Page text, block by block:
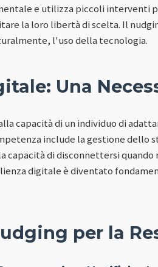
e utilizza piccoli interventi
la loro libertà di scelta. Il
l'uso della tecnologia.
Una
capacità di un individuo di
include la gestione
capacità di disconnettersi
digitale è diventato
per la